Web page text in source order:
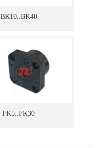
BK10..BK40
FK5..FK30